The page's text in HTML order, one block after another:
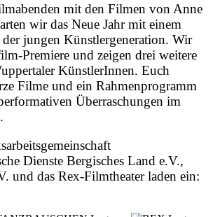
mit den Filmen von Anne
wir das Neue Jahr mit einem
jungen Künstlergeneration. Wir
Premiere und zeigen drei weitere
KünstlerInnen. Euch
Filme und ein Rahmenprogramm
Überraschungen im
Dienste Bergisches Land e.V.,
und das Rex-Filmtheater laden ein: